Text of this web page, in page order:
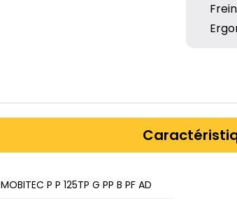
MOBITEC P P 125​TP G PP B PF AD